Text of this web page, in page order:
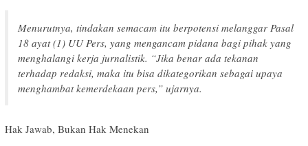
Menurutnya, tindakan semacam itu berpotensi melanggar Pasal
18 ayat (1) UU Pers, yang mengancam pidana bagi pihak yang
menghalangi kerja jurnalistik. “Jika benar ada tekanan
terhadap redaksi, maka itu bisa dikategorikan sebagai upaya
menghambat kemerdekaan pers,” ujarnya.
Hak Jawab, Bukan Hak Menekan